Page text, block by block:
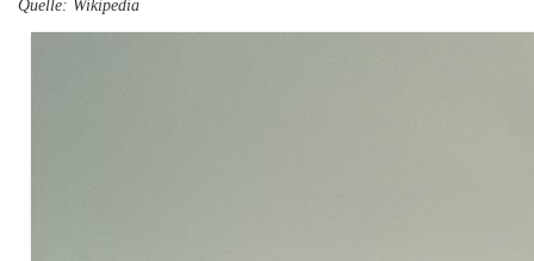
Quelle: Wikipedia